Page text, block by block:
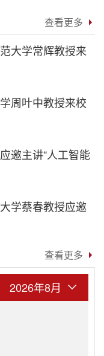
查看更多
大学常辉教授来
周叶中教授来校
邀主讲“人工智能
学蔡春教授应邀
查看更多
2026年8月